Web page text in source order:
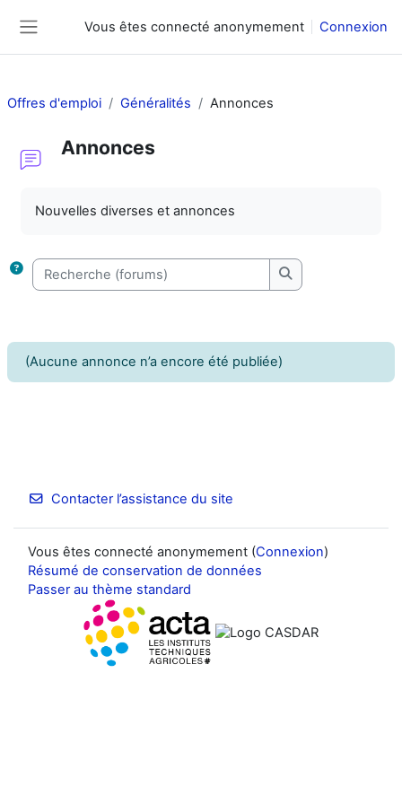
Vous êtes connecté anonymement Connexion
Offres d'emploi Généralités Annonces
Annonces
Nouvelles diverses et annonces
Recherche (forums)
Recherche
(Aucune annonce n’a encore été publiée)
Contacter l’assistance du site
Vous êtes connecté anonymement (Connexion)
Résumé de conservation de données
Passer au thème standard